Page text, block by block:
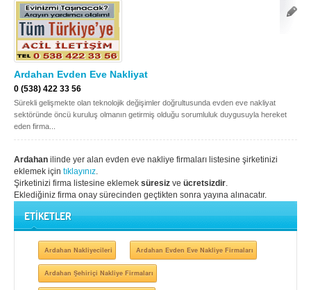
Ardahan Evden Eve Nakliyat
0 (538) 422 33 56
Sürekli gelişmekte olan teknolojik değişimler doğrultusunda evden eve nakliyat
sektöründe öncü kuruluş olmanın getirmiş olduğu sorumluluk duygusuyla hereket
eden firma...
Ardahan ilinde yer alan evden eve nakliye firmaları listesine şirketinizi
eklemek için tıklayınız.
Şirketinizi firma listesine eklemek süresiz ve ücretsizdir.
Eklediğiniz firma onay sürecinden geçtikten sonra yayına alınacatır.
ETİKETLER
Ardahan Nakliyecileri Ardahan Evden Eve Nakliye Firmaları
Ardahan Şehiriçi Nakliye Firmaları